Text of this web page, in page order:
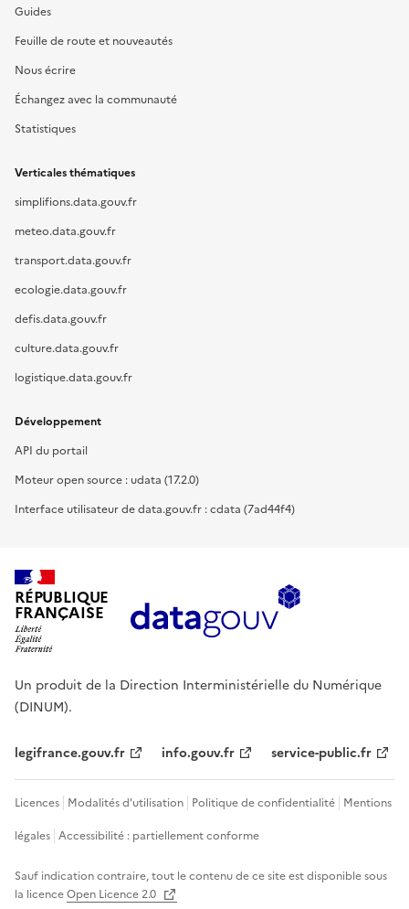
Guides
Feuille de route et nouveautés
Nous écrire
Échangez avec la communauté
Statistiques
Verticales thématiques
simplifions.data.gouv.fr
meteo.data.gouv.fr
transport.data.gouv.fr
ecologie.data.gouv.fr
defis.data.gouv.fr
culture.data.gouv.fr
logistique.data.gouv.fr
Développement
API du portail
Moteur open source : udata (17.2.0)
Interface utilisateur de data.gouv.fr : cdata (7ad44f4)
RÉPUBLIQUE
FRANÇAISE
Un produit de la Direction Interministérielle du Numérique
(DINUM).
legifrance.gouv.fr info.gouv.fr service-public.fr
Licences Modalités d'utilisation Politique de confidentialité Mentions
légales Accessibilité : partiellement conforme
Sauf indication contraire, tout le contenu de ce site est disponible sous
la licenceOpen Licence 2.0